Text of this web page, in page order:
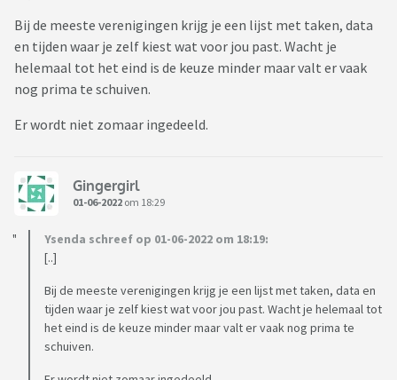
Bij de meeste verenigingen krijg je een lijst met taken, data
en tijden waar je zelf kiest wat voor jou past. Wacht je
helemaal tot het eind is de keuze minder maar valt er vaak
nog prima te schuiven.
Er wordt niet zomaar ingedeeld.
Gingergirl
01-06-2022 om 18:29
Ysenda schreef op 01-06-2022 om 18:19:
[..]
Bij de meeste verenigingen krijg je een lijst met taken, data en
tijden waar je zelf kiest wat voor jou past. Wacht je helemaal tot
het eind is de keuze minder maar valt er vaak nog prima te
schuiven.